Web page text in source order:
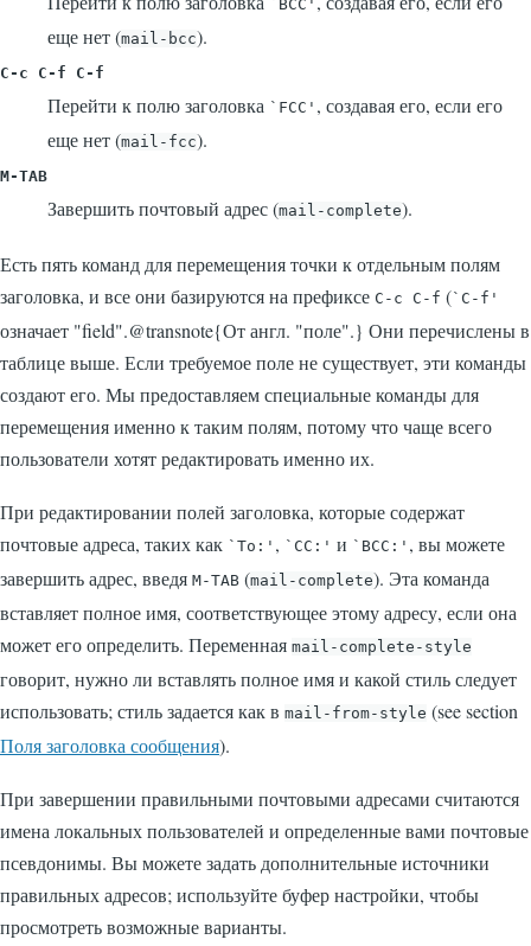
`BCC'
еще нет (mail-bcc).
C-c C-f C-f
Перейти к полю заголовка `FCC' , создавая его, если его
еще нет (mail-fcc).
M-TAB
Завершить почтовый адрес (mail-complete).
Есть пять команд для перемещения точки к отдельным полям
заголовка, и все они базируются на префиксе C-c C-f (`C-f'
означает "field".@transnote{От англ. "поле".} Они перечислены в
таблице выше. Если требуемое поле не существует, эти команды
создают его. Мы предоставляем специальные команды для
перемещения именно к таким полям, потому что чаще всего
пользователи хотят редактировать именно их.
При редактировании полей заголовка, которые содержат
почтовые адреса, таких как `To:' , `CC:' и `BCC:' , вы можете
завершить адрес, введя M-TAB (mail-complete). Эта команда
вставляет полное имя, соответствующее этому адресу, если она
может его определить. Переменная mail-complete-style
говорит, нужно ли вставлять полное имя и какой стиль следует
использовать; стиль задается как в mail-from-style (see section
Поля заголовка сообщения).
При завершении правильными почтовыми адресами считаются
имена локальных пользователей и определенные вами почтовые
псевдонимы. Вы можете задать дополнительные источники
правильных адресов; используйте буфер настройки, чтобы
просмотреть возможные варианты.